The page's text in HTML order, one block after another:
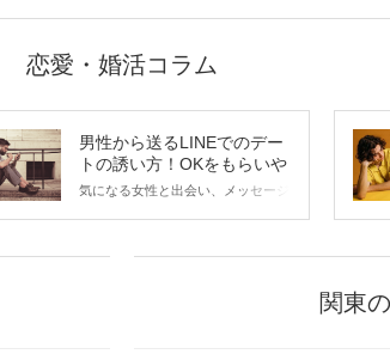
恋愛・婚活コラム
男性から送るLINEでのデー
トの誘い方！OKをもらいや
すいメッセージのコツは？
気になる女性と出会い、メッセージ
関東